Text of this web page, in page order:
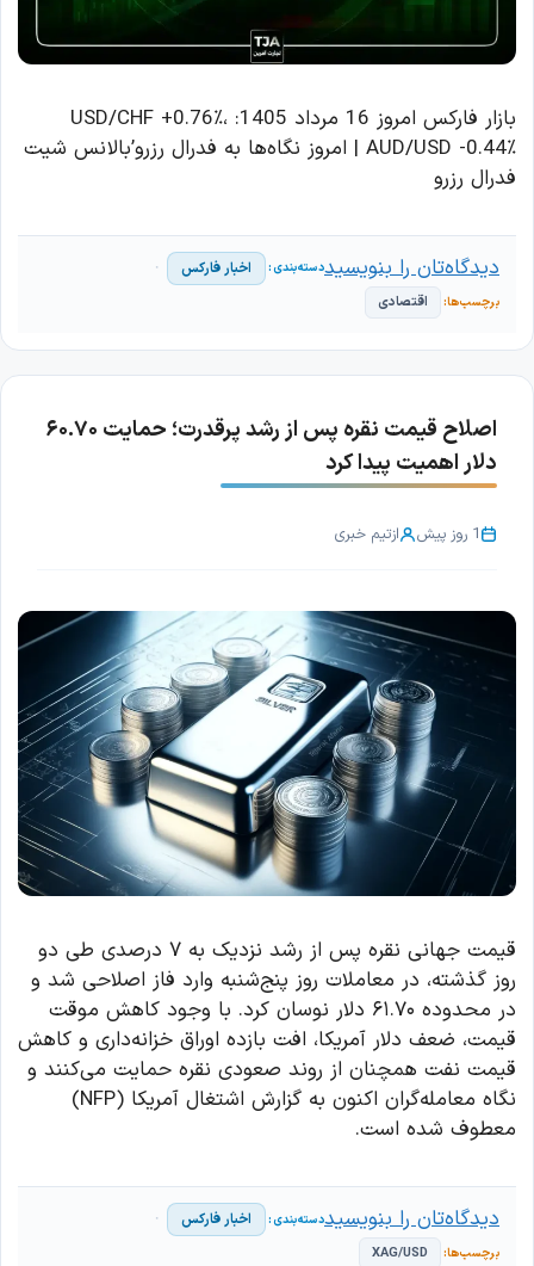
بازار فارکس امروز 16 مرداد 1405: USD/CHF +0.76٪،
AUD/USD -0.44٪ | امروز نگاه‌ها به فدرال رزرو’بالانس شیت
فدرال رزرو
اخبار فارکس
اقتصادی
دیدگاه‌تان را بنویسید
اصلاح قیمت نقره پس از رشد پرقدرت؛ حمایت ۶۰.۷۰
دلار اهمیت پیدا کرد
1 روز پیش ازتیم خبری
قیمت جهانی نقره پس از رشد نزدیک به ۷ درصدی طی دو
روز گذشته، در معاملات روز پنج‌شنبه وارد فاز اصلاحی شد و
در محدوده ۶۱.۷۰ دلار نوسان کرد. با وجود کاهش موقت
قیمت، ضعف دلار آمریکا، افت بازده اوراق خزانه‌داری و کاهش
قیمت نفت همچنان از روند صعودی نقره حمایت می‌کنند و
نگاه معامله‌گران اکنون به گزارش اشتغال آمریکا (NFP)
معطوف شده است.
اخبار فارکس
XAG/USD
دیدگاه‌تان را بنویسید